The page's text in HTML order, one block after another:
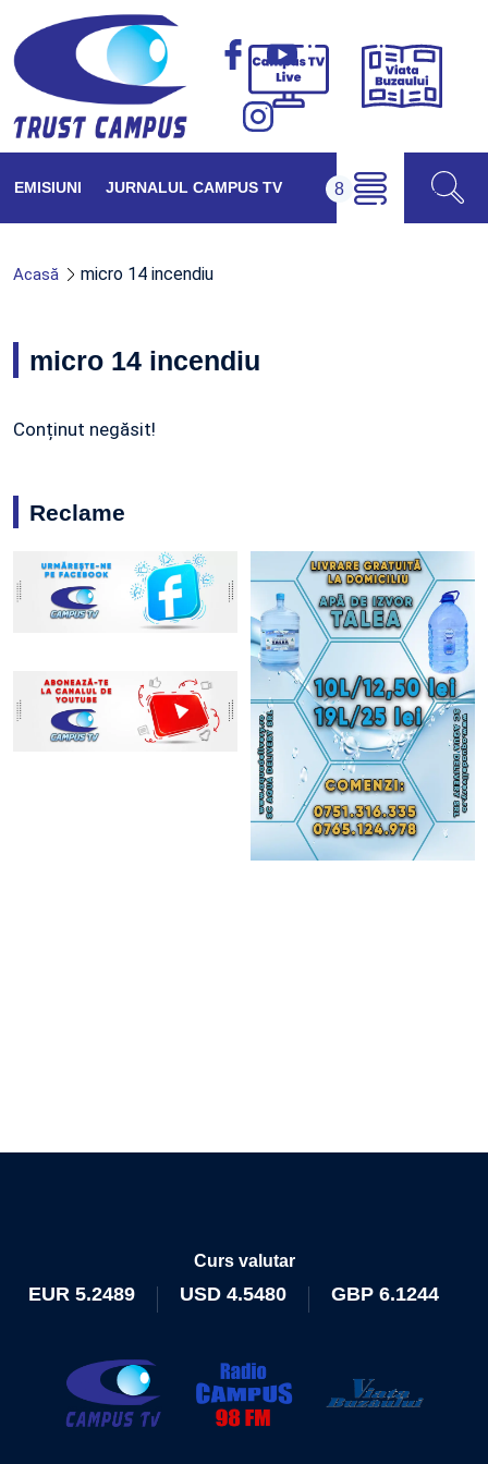
Campus
Viața
EMISIUNI JURNALUL CAMPUS TV
Acasă micro 14 incendiu
micro 14 incendiu
Conținut negăsit!
Reclame
Curs valutar
EUR 5.2489 USD 4.5480 GBP 6.1244